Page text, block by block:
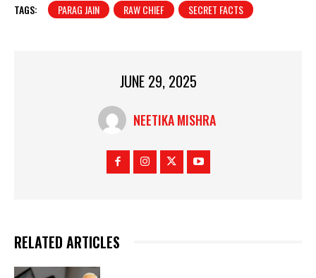
TAGS: PARAG JAIN RAW CHIEF SECRET FACTS
JUNE 29, 2025
NEETIKA MISHRA
RELATED ARTICLES